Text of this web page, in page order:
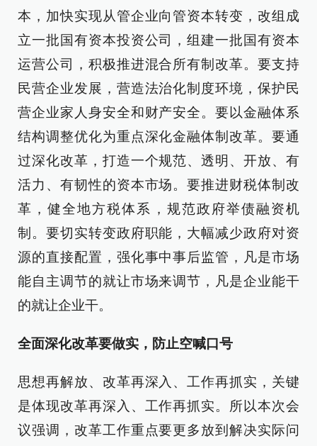
本，加快实现从管企业向管资本转变，改组成
立一批国有资本投资公司，组建一批国有资本
运营公司，积极推进混合所有制改革。要支持
民营企业发展，营造法治化制度环境，保护民
营企业家人身安全和财产安全。要以金融体系
结构调整优化为重点深化金融体制改革。要通
过深化改革，打造一个规范、透明、开放、有
活力、有韧性的资本市场。要推进财税体制改
革，健全地方税体系，规范政府举债融资机
制。要切实转变政府职能，大幅减少政府对资
源的直接配置，强化事中事后监管，凡是市场
能自主调节的就让市场来调节，凡是企业能干
的就让企业干。
全面深化改革要做实，防止空喊口号
思想再解放、改革再深入、工作再抓实，关键
是体现改革再深入、工作再抓实。所以本次会
议强调，改革工作重点要更多放到解决实际问